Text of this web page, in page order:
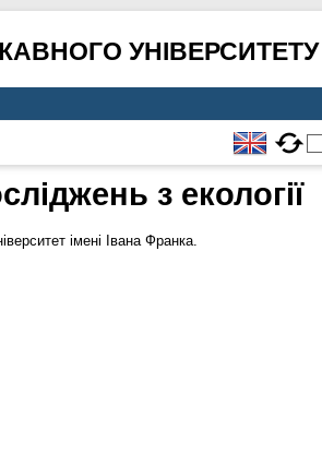
УНІВЕРСИТЕТУ
з екології
імені Івана Франка.